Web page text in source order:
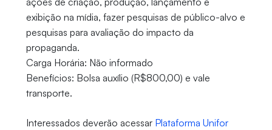
exibição na mídia, fazer pesquisas de público-alvo e
pesquisas para avaliação do impacto da
propaganda.
Carga Horária: Não informado
Benefícios: Bolsa auxílio (R$800,00) e vale
transporte.
Interessados deverão acessar Plataforma Unifor